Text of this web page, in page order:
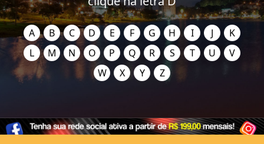
A B C D E F G H I J
K
L
M N O P Q R S T U
V
W
X Y Z